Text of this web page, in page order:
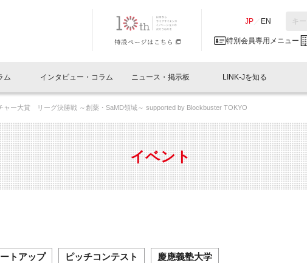
JP EN
特別会員専用メニュー
閉じる
特別会員開催
出展・参加
イベントレポート一覧
LINK-J主催・共催 特
LINK-J協賛・協力 出
ム
What's "UNIKORN"？ What's
インタビュー・コラム
ベンチャーインタビュー 会報誌
サポーターコラム 日本橋
ニュース・掲示板
プレスリリース
海外関連
人と情報の交流掲示板一覧
会員プレスリリース ニ
募集 イ
LINK-Jを知る
Why in Nihonbashi What’s
サポーター紹介 事業内容
パンフレット GTB日
特別会員について 入会申
オフィス・ラボ 施設ご
ャー大賞 リーグ決勝戦 ～創薬・SaMD領域～ supported by Blockbuster TOKYO
イベント
トアップ ピッチコンテスト 慶應義塾大学